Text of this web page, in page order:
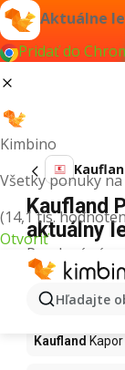
Aktuálne
Pridať do
Kimbino
Všetky ponuky
(14,1 tis.
Otvoriť
Hľadajte
Kaufland
aktuálny
Pre daný
Ďalšie
Kaufland
Kaufland Kapor